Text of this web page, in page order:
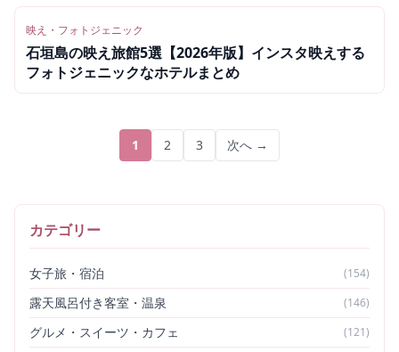
映え・フォトジェニック
石垣島の映え旅館5選【2026年版】インスタ映えする
フォトジェニックなホテルまとめ
1 2 3 次へ →
カテゴリー
女子旅・宿泊 (154)
露天風呂付き客室・温泉 (146)
グルメ・スイーツ・カフェ (121)